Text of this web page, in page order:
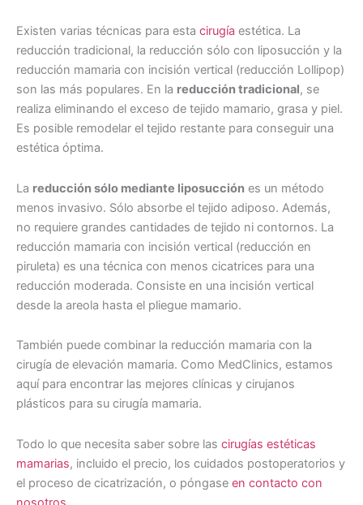
Existen varias técnicas para esta cirugía estética. La
reducción tradicional, la reducción sólo con liposucción y la
reducción mamaria con incisión vertical (reducción Lollipop)
son las más populares. En la reducción tradicional, se
realiza eliminando el exceso de tejido mamario, grasa y piel.
Es posible remodelar el tejido restante para conseguir una
estética óptima.
La reducción sólo mediante liposucción es un método
menos invasivo. Sólo absorbe el tejido adiposo. Además,
no requiere grandes cantidades de tejido ni contornos. La
reducción mamaria con incisión vertical (reducción en
piruleta) es una técnica con menos cicatrices para una
reducción moderada. Consiste en una incisión vertical
desde la areola hasta el pliegue mamario.
También puede combinar la reducción mamaria con la
cirugía de elevación mamaria. Como MedClinics, estamos
aquí para encontrar las mejores clínicas y cirujanos
plásticos para su cirugía mamaria.
Todo lo que necesita saber sobre las cirugías estéticas
mamarias, incluido el precio, los cuidados postoperatorios y
el proceso de cicatrización, o póngase en contacto con